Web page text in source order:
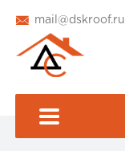
mail@dskroof.ru